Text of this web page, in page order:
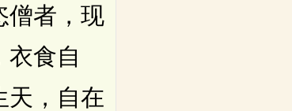
僧者，现
食自
天，自在